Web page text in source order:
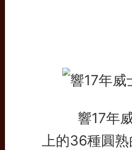
響17年威
上的36種圓